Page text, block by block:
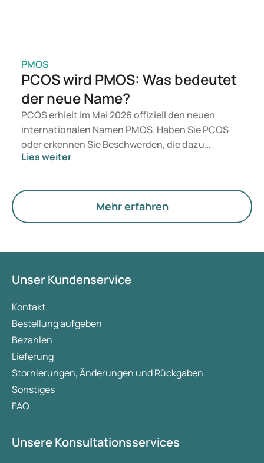
PMOS
PCOS wird PMOS: Was bedeutet
der neue Name?
PCOS erhielt im Mai 2026 offiziell den neuen
internationalen Namen PMOS. Haben Sie PCOS
oder erkennen Sie Beschwerden, die dazu
passen? Medizinisch ändert sich vorerst nichts.
Hormone, den Stoffwechsel und die Funktion der
Lies weiter
Mehr erfahren
Unser Kundenservice
Kontakt
Bestellung aufgeben
Bezahlen
Lieferung
Stornierungen, Änderungen und Rückgaben
Sonstiges
FAQ
Unsere Konsultationsservices